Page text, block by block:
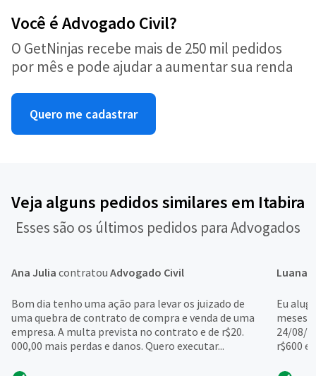
Você é Advogado Civil?
O GetNinjas recebe mais de 250 mil pedidos
por mês e pode ajudar a aumentar sua renda
Quero me cadastrar
Veja alguns pedidos similares em Itabira
Esses são os últimos pedidos para Advogados
Ana Julia contratou Advogado Civil
Bom dia tenho uma ação para levar os juizado de
uma quebra de contrato de compra e venda de uma
empresa. A multa prevista no contrato e de r$20.
000,00 mais perdas e danos. Quero executar...
Luana
Eu
meses
24/08/
r$600